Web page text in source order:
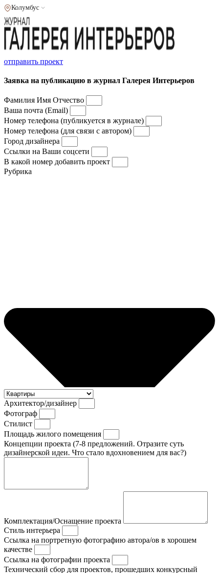
Колумбус
отправить проект
Заявка на публикацию в журнал Галерея Интерьеров
Фамилия Имя Отчество
Ваша почта (Email)
Номер телефона (публикуется в журнале)
Номер телефона (для связи с автором)
Город дизайнера
Ссылки на Ваши соцсети
В какой номер добавить проект
Рубрика
Архитектор/дизайнер
Фотограф
Стилист
Площадь жилого помещения
Концепции проекта (7-8 предложений. Отразите суть
дизайнерской идеи. Что стало вдохновением для вас?)
Комплектация/Оснащение проекта
Стиль интерьера
Ссылка на портретную фотографию автора/ов в хорошем
качестве
Ссылка на фотографии проекта
Технический сбор для проектов, прошедших конкурсный